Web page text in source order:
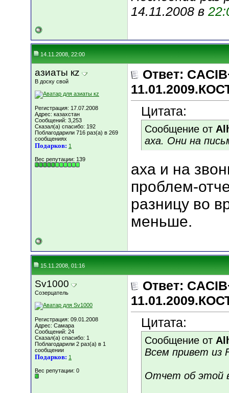
14.11.2008 в
14.11.2008, 22:00
азиаты кz
В доску свой
Регистрация: 17.07.2008
Адрес: казахстан
Сообщений: 3,253
Сказал(а) спасибо: 192
Поблагодарили 716 раз(а) в 269
сообщениях
Подарков: 1
Вес репутации: 139
Ответ:
Цитата:
Сообщение от
аха. Они на
аха и на
проблем-
разницу во
меньше.
15.11.2008, 01:16
Sv1000
Созерцатель
Регистрация: 09.01.2008
Адрес: Самара
Сообщений: 24
Сказал(а) спасибо: 1
Поблагодарили 2 раз(а) в 1
сообщении
Подарков: 1
Вес репутации: 0
Ответ:
Цитата:
Сообщение от
Всем привет из
Отчет об этой